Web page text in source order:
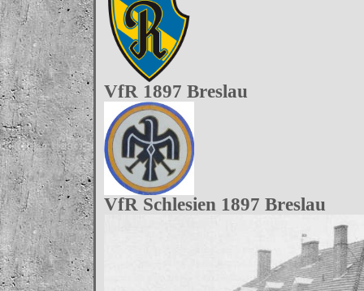
VfR 1897 Breslau
VfR Schlesien 1897 Breslau